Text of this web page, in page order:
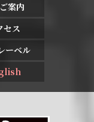
案内
セス
ーベル